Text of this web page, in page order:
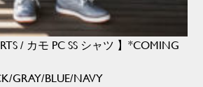
/ カモ PC SS シャツ 】*COMING
GRAY/BLUE/NAVY